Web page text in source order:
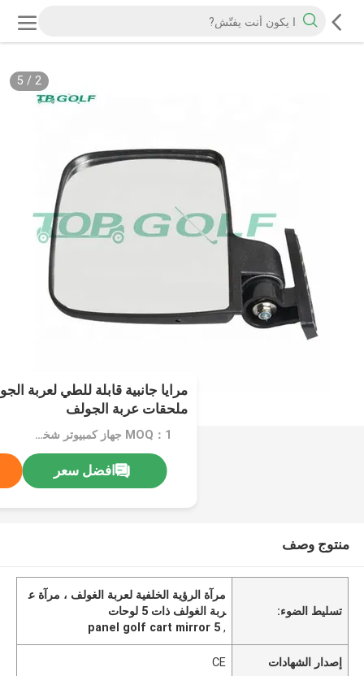
2
/
5
ملحقات عربة الجولف
MOQ：1 جهاز كمبيوتر شخصى
افضل سعر
منتوج وصف
تسليط الضوء:
مرآة الرؤية الخلفية لعربة الغولف ، مرآة ع
ربة الغولف ذات 5 لوحات
,
5 panel golf cart mirror
إصدار الشهادات CE